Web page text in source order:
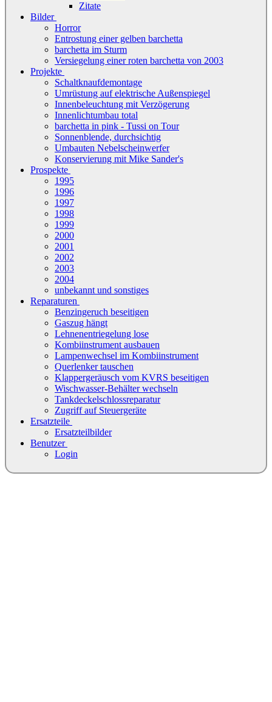
Zitate
Bilder
Horror
Entrostung einer gelben barchetta
barchetta im Sturm
Versiegelung einer roten barchetta von 2003
Projekte
Schaltknaufdemontage
Umrüstung auf elektrische Außenspiegel
Innenbeleuchtung mit Verzögerung
Innenlichtumbau total
barchetta in pink - Tussi on Tour
Sonnenblende, durchsichtig
Umbauten Nebelscheinwerfer
Konservierung mit Mike Sander's
Prospekte
1995
1996
1997
1998
1999
2000
2001
2002
2003
2004
unbekannt und sonstiges
Reparaturen
Benzingeruch beseitigen
Gaszug hängt
Lehnenentriegelung lose
Kombiinstrument ausbauen
Lampenwechsel im Kombiinstrument
Querlenker tauschen
Klappergeräusch vom KVRS beseitigen
Wischwasser-Behälter wechseln
Tankdeckelschlossreparatur
Zugriff auf Steuergeräte
Ersatzteile
Ersatzteilbilder
Benutzer
Login